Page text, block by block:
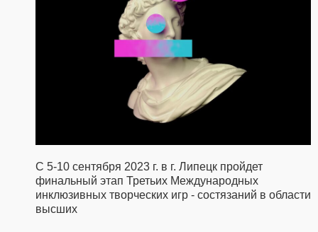
С 5-10 сентября 2023 г. в г. Липецк пройдет
финальный этап Третьих Международных
инклюзивных творческих игр - состязаний в области
высших